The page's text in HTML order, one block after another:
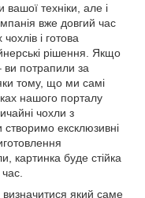
вашої техніки, але і
вже довгий час
і готова
рішення. Якщо
ви потрапили за
тому, що ми самі
нашого порталу
чохли з
ексклюзивні
картинка буде стійка
який саме